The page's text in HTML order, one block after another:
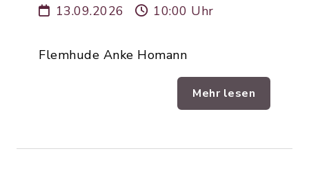
13.09.2026 10:00 Uhr
Flemhude Anke Homann
Mehr lesen